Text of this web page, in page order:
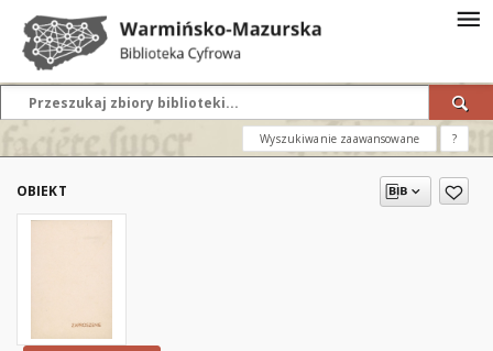
Wyszukiwanie zaawansowane ?
OBIEKT